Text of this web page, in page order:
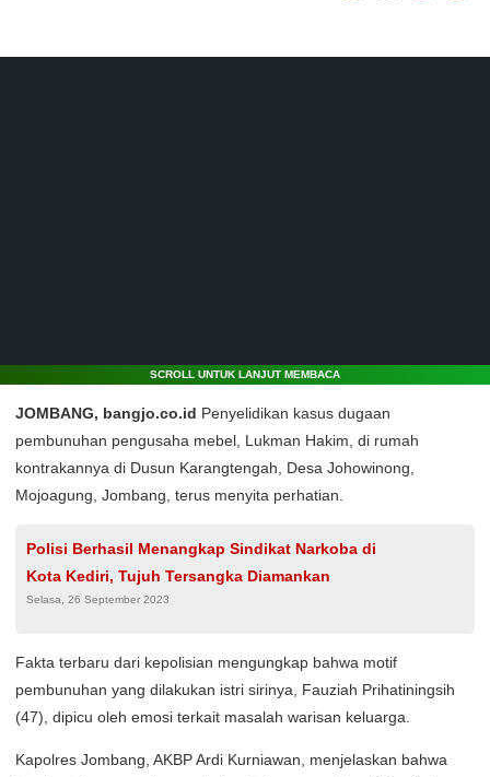
SCROLL UNTUK LANJUT MEMBACA
JOMBANG, bangjo.co.id Penyelidikan kasus dugaan
pembunuhan pengusaha mebel, Lukman Hakim, di rumah
kontrakannya di Dusun Karangtengah, Desa Johowinong,
Mojoagung, Jombang, terus menyita perhatian.
Polisi Berhasil Menangkap Sindikat Narkoba di
Kota Kediri, Tujuh Tersangka Diamankan
Selasa, 26 September 2023
Fakta terbaru dari kepolisian mengungkap bahwa motif
pembunuhan yang dilakukan istri sirinya, Fauziah Prihatiningsih
(47), dipicu oleh emosi terkait masalah warisan keluarga.
Kapolres Jombang, AKBP Ardi Kurniawan, menjelaskan bahwa